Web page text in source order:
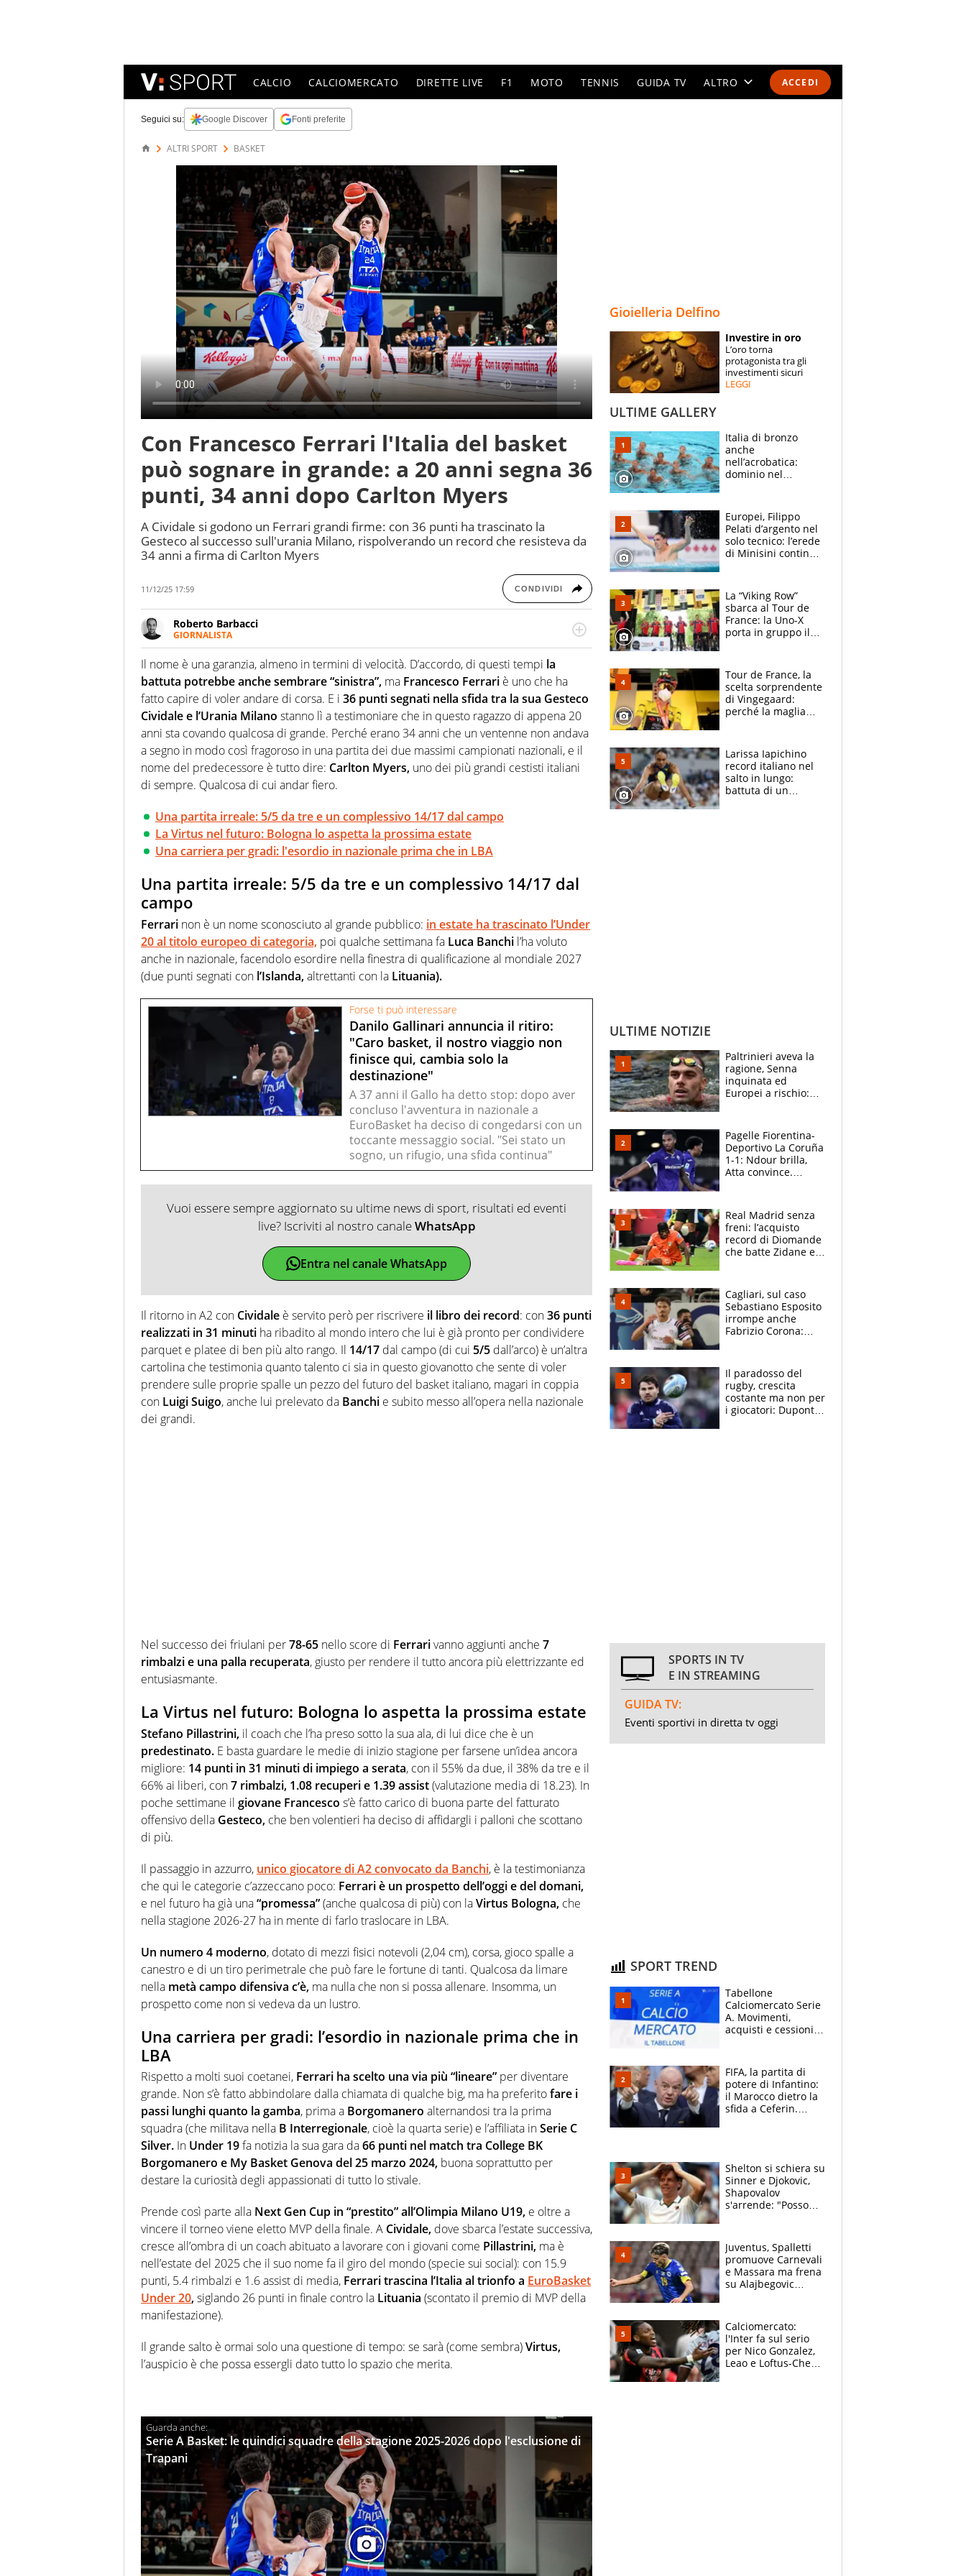
ACCEDI
CALCIO CALCIOMERCATO DIRETTE LIVE F1 MOTO TENNIS GUIDA TV ALTRO
SPECIALI
ESPERTI
Seguici su: Google Discover Fonti preferite
ALTRI SPORT BASKET
Con Francesco Ferrari l'Italia del basket
può sognare in grande: a 20 anni segna 36
punti, 34 anni dopo Carlton Myers
A Cividale si godono un Ferrari grandi firme: con 36 punti ha trascinato la
Gesteco al successo sull'urania Milano, rispolverando un record che resisteva da
34 anni a firma di Carlton Myers
11/12/25 17:59 CONDIVIDI
Roberto Barbacci
GIORNALISTA
Giornalista (pubblicista) sportivo a tutto campo, è il tuttologo di Virgilio Sport. Provate a
chiedergli di boxe, di scherma, di volley o di curling: ve ne farà innamorare
Il nome è una garanzia, almeno in termini di velocità. D’accordo, di questi tempi la
battuta potrebbe anche sembrare “sinistra”, ma Francesco Ferrari è uno che ha
fatto capire di voler andare di corsa. E i 36 punti segnati nella sfida tra la sua Gesteco
Cividale e l’Urania Milano stanno lì a testimoniare che in questo ragazzo di appena 20
anni sta covando qualcosa di grande. Perché erano 34 anni che un ventenne non andava
a segno in modo così fragoroso in una partita dei due massimi campionati nazionali, e il
nome del predecessore è tutto dire: Carlton Myers, uno dei più grandi cestisti italiani
di sempre. Qualcosa di cui andar fiero.
Una partita irreale: 5/5 da tre e un complessivo 14/17 dal campo
La Virtus nel futuro: Bologna lo aspetta la prossima estate
Una carriera per gradi: l'esordio in nazionale prima che in LBA
Una partita irreale: 5/5 da tre e un complessivo 14/17 dal
campo
Ferrari non è un nome sconosciuto al grande pubblico: in estate ha trascinato l’Under
20 al titolo europeo di categoria, poi qualche settimana fa Luca Banchi l’ha voluto
anche in nazionale, facendolo esordire nella finestra di qualificazione al mondiale 2027
(due punti segnati con l’Islanda,altrettanti con la Lituania).
Forse ti può interessare
Danilo Gallinari annuncia il ritiro:
"Caro basket, il nostro viaggio non
finisce qui, cambia solo la
destinazione"
A 37 anni il Gallo ha detto stop: dopo aver
concluso l'avventura in nazionale a
EuroBasket ha deciso di congedarsi con un
toccante messaggio social. "Sei stato un
sogno, un rifugio, una sfida continua"
Vuoi essere sempre aggiornato su ultime news di sport, risultati ed eventi
live? Iscriviti al nostro canaleWhatsApp
Entra nel canale WhatsApp
Il ritorno in A2 con Cividale è servito però per riscrivere il libro dei record: con36 punti
realizzati in 31 minuti ha ribadito al mondo intero che lui è già pronto per condividere
parquet e platee di ben più alto rango. Il 14/17 dal campo (di cui 5/5 dall’arco) è un’altra
cartolina che testimonia quanto talento ci sia in questo giovanotto che sente di voler
prendere sulle proprie spalle un pezzo del futuro del basket italiano, magari in coppia
con Luigi Suigo, anche lui prelevato da Banchi e subito messo all’opera nella nazionale
dei grandi.
Nel successo dei friulani per78-65 nello score di Ferrarivanno aggiunti anche 7
rimbalzi e una palla recuperata, giusto per rendere il tutto ancora più elettrizzante ed
entusiasmante.
La Virtus nel futuro: Bologna lo aspetta la prossima estate
Stefano Pillastrini, il coach che l’ha preso sotto la sua ala, di lui dice che è un
predestinato. E basta guardare le medie di inizio stagione per farsene un’idea ancora
migliore: 14 punti in 31 minuti di impiego a serata, con il 55% da due, il 38% da tre e il
66% ai liberi, con7 rimbalzi, 1.08 recuperi e 1.39 assist(valutazione media di 18.23). In
poche settimane il giovane Francesco s’è fatto carico di buona parte del fatturato
offensivo della Gesteco, che ben volentieri ha deciso di affidargli i palloni che scottano
di più.
Il passaggio in azzurro, unico giocatore di A2 convocato da Banchi, è la testimonianza
che qui le categorie c’azzeccano poco: Ferrariè un prospetto dell’oggi e del domani,
e nel futuro ha già una“promessa”(anche qualcosa di più) con laVirtus Bologna, che
nella stagione 2026-27 ha in mente di farlo traslocare in LBA.
Un numero 4 moderno, dotato di mezzi fisici notevoli (2,04 cm), corsa, gioco spalle a
canestro e di un tiro perimetrale che può fare le fortune di tanti. Qualcosa da limare
nella metà campo difensiva c’è, ma nulla che non si possa allenare. Insomma, un
prospetto come non si vedeva da un lustro.
Una carriera per gradi: l’esordio in nazionale prima che in
LBA
Rispetto a molti suoi coetanei, Ferrari ha scelto una via più “lineare” per diventare
grande. Non s’è fatto abbindolare dalla chiamata di qualche big, ma ha preferitofare i
passi lunghi quanto la gamba, prima a Borgomanero alternandosi tra la prima
squadra (che militava nella B Interregionale, cioè la quarta serie) e l’affiliata inSerie C
Silver. In Under 19fa notizia la sua gara da66 punti nel match tra College BK
Borgomanero e My Basket Genova del 25 marzo 2024, buona soprattutto per
destare la curiosità degli appassionati di tutto lo stivale.
Prende così parte alla Next Gen Cup in “prestito” all’Olimpia Milano U19, e oltre a
vincere il torneo viene eletto MVP della finale. A Cividale, dove sbarca l’estate successiva,
cresce all’ombra di un coach abituato a lavorare con i giovani come Pillastrini, ma è
nell’estate del 2025 che il suo nome fa il giro del mondo (specie sui social): con 15.9
punti, 5.4 rimbalzi e 1.6 assist di media, Ferrari trascina l’Italia al trionfo a EuroBasket
Under 20,siglando 26 punti in finale contro la Lituania (scontato il premio di MVP della
manifestazione).
Il grande salto è ormai solo una questione di tempo: se sarà (come sembra)Virtus,
l’auspicio è che possa essergli dato tutto lo spazio che merita.
Serie A Basket: le quindici squadre della stagione 2025-2026 dopo l'esclusione di
Trapani
Gioielleria Delfino
Investire in oro
L’oro torna
protagonista tra gli
investimenti sicuri
LEGGI
ULTIME GALLERY
Italia di bronzo
anche
nell’acrobatica:
dominio nel
e compagni
continuare
Europei, Filippo
Pelati d’argento nel
solo tecnico: l’erede
di Minisini continua
mirino
La “Viking Row”
sbarca al Tour de
France: la Uno-X
porta in gruppo il
compagni
Tour de France, la
scelta sorprendente
di Vingegaard:
perché la maglia
rischio da evitare
Larissa Iapichino
record italiano nel
salto in lungo:
battuta di un
ULTIME NOTIZIE
Paltrinieri aveva la
ragione, Senna
inquinata ed
Europei a rischio:
adesso
Pagelle Fiorentina-
Deportivo La Coruña
1-1: Ndour brilla,
Atta convince.
Real Madrid senza
freni: l’acquisto
record di Diomande
che batte Zidane e
Cagliari, sul caso
Sebastiano Esposito
irrompe anche
Fabrizio Corona:
prove”
Il paradosso del
rugby, crescita
costante ma non per
i giocatori: Dupont
SPORTS IN TV
E IN STREAMING
GUIDA TV:
Eventi sportivi in diretta tv oggi
SPORT TREND
Tabellone
Calciomercato Serie
A. Movimenti,
acquisti e cessioni:
FIFA, la partita di
potere di Infantino:
il Marocco dietro la
sfida a Ceferin.
Shelton si schiera su
Sinner e Djokovic,
Shapovalov
s'arrende: "Posso
Juventus, Spalletti
promuove Carnevali
e Massara ma frena
su Alajbegovic
Yildiz
Calciomercato:
l'Inter fa sul serio
per Nico Gonzalez,
Leao e Loftus-Cheek